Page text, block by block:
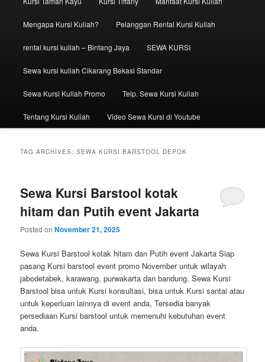
Mengapa Kursi Kuliah? Pelanggan Rental Kursi Kuliah
rental kursi kuliah – Bintang Jaya SEWA KURSI
Sewa kursi kuliah Cikarang Bekasi Standar
Sewa Kursi Kuliah Promo Telp. Sewa Kursi Kuliah
Tentang Kursi Kuliah Video Sewa Kursi di Youtube
TAG ARCHIVES:SEWA KURSI BARSTOOL DEPOK
Sewa Kursi Barstool kotak
hitam dan Putih event Jakarta
Posted onNovember 21, 2025
Sewa Kursi Barstool kotak hitam dan Putih event Jakarta Siap
pasang Kursi barstool event promo November untuk wilayah
jabodetabek, karawang, purwakarta dan bandung. Sewa Kursi
Barstool bisa untuk Kursi konsultasi, bisa untuk Kursi santai atau
untuk keperluan lainnya di event anda, Tersedia banyak
persediaan Kursi barstool untuk memenuhi kebutuhan event
anda.